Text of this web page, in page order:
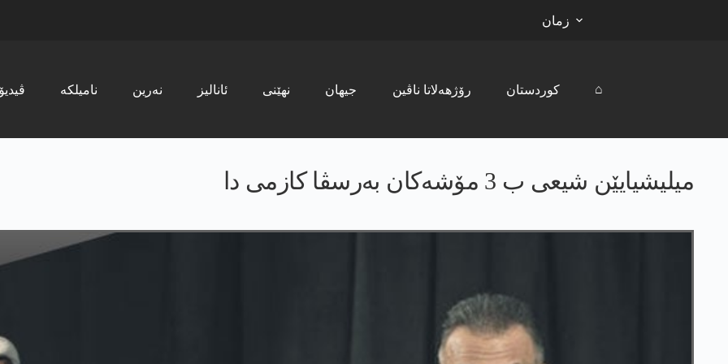
زمان
ڤیدیۆ نامیلکە نەرین ئانالیز نھێنی جیھان رۆژھەلاتا ناڤین کوردستان ⌂
میلیشیایێن شیعی ب 3 مۆشه‌كان به‌رسڤا كازمی دا